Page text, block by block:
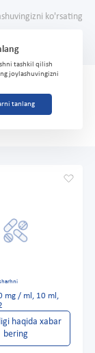
ko'rsating
tashkil qilish
joylashuvingizni
tanlang
mg / ml, 10 ml,
haqida xabar
bering